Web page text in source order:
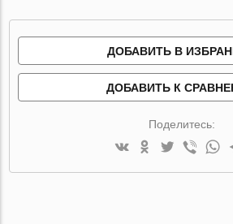
ДОБАВИТЬ В
ДОБАВИТЬ К
Поделитесь: